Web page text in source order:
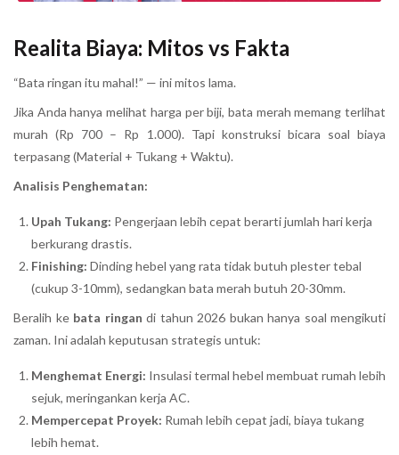
Realita Biaya: Mitos vs Fakta
“Bata ringan itu mahal!” — ini mitos lama.
Jika Anda hanya melihat harga per biji, bata merah memang terlihat
murah (Rp 700 – Rp 1.000). Tapi konstruksi bicara soal biaya
terpasang (Material + Tukang + Waktu).
Analisis Penghematan:
Upah Tukang: Pengerjaan lebih cepat berarti jumlah hari kerja
berkurang drastis.
Finishing: Dinding hebel yang rata tidak butuh plester tebal
(cukup 3-10mm), sedangkan bata merah butuh 20-30mm.
Beralih ke bata ringan di tahun 2026 bukan hanya soal mengikuti
zaman. Ini adalah keputusan strategis untuk:
Menghemat Energi: Insulasi termal hebel membuat rumah lebih
sejuk, meringankan kerja AC.
Mempercepat Proyek: Rumah lebih cepat jadi, biaya tukang
lebih hemat.